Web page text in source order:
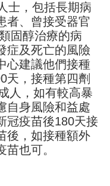
士，包括長期病
者、曾接受器官
固醇治療的病
症及死亡的風險
心建議他們接種
天，接種第四劑
人，如有較高暴
自身風險和益處
冠疫苗後180天接
後，如接種額外
也可。